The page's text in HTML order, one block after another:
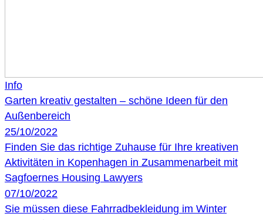
Info
Garten kreativ gestalten – schöne Ideen für den
Außenbereich
25/10/2022
Finden Sie das richtige Zuhause für Ihre kreativen
Aktivitäten in Kopenhagen in Zusammenarbeit mit
Sagfoernes Housing Lawyers
07/10/2022
Sie müssen diese Fahrradbekleidung im Winter